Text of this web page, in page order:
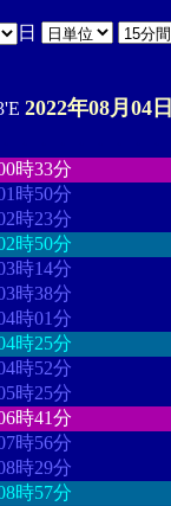
日
2022年08月04
時33分
時50分
時23分
時50分
時14分
時38分
時01分
時25分
時52分
時25分
時41分
時56分
時29分
時57分